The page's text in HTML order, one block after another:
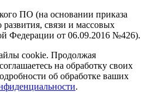
ПО (на основании приказа
связи и массовых
Федерации от 06.09.2016 №426).
cookie. Продолжая
на обработку своих
об обработке ваших
.